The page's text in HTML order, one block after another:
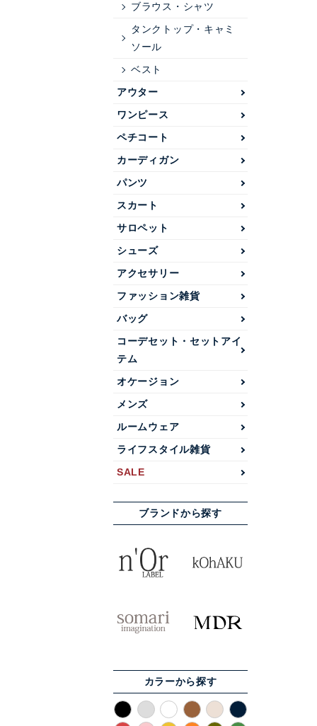
ブラウス・シャツ
タンクトップ・キャミ
ソール
ベスト
アウター
ワンピース
ペチコート
カーディガン
パンツ
スカート
サロペット
シューズ
アクセサリー
ファッション雑貨
バッグ
コーデセット・セットアイ
テム
オケージョン
メンズ
ルームウェア
ライフスタイル雑貨
SALE
ブランドから探す
カラーから探す